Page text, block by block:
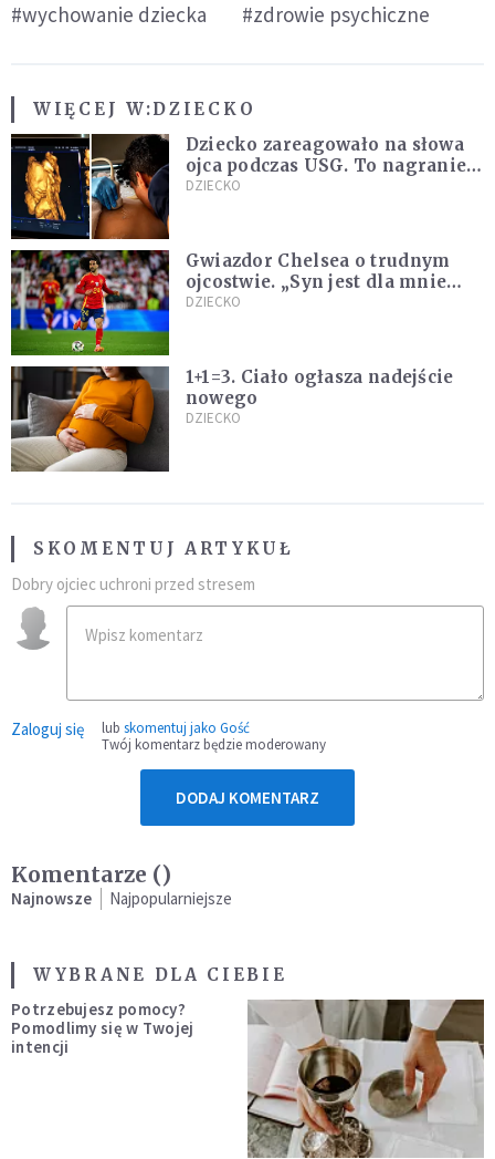
#wychowanie dziecka
#zdrowie psychiczne
WIĘCEJ W:DZIECKO
Dziecko zareagowało na słowa
ojca podczas USG. To nagranie
podbija sieć
DZIECKO
Gwiazdor Chelsea o trudnym
ojcostwie. „Syn jest dla mnie
ważniejszy niż sportowe trofea”
DZIECKO
1+1=3. Ciało ogłasza nadejście
nowego
DZIECKO
SKOMENTUJ ARTYKUŁ
Dobry ojciec uchroni przed stresem
Zaloguj się lub skomentuj jako Gość
Twój komentarz będzie moderowany
DODAJ KOMENTARZ
Komentarze ()
Najnowsze Najpopularniejsze
WYBRANE DLA CIEBIE
Potrzebujesz pomocy?
Pomodlimy się w Twojej
intencji